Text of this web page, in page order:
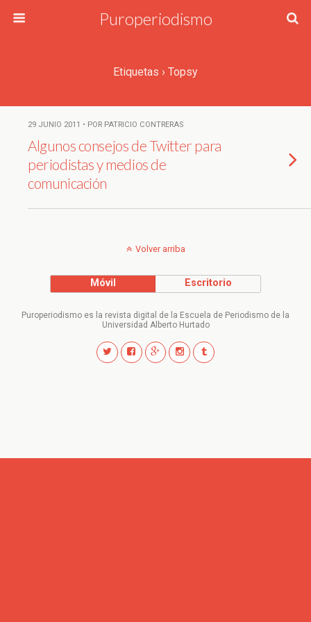
Puroperiodismo
Etiquetas › Topsy
29 JUNIO 2011 • POR PATRICIO CONTRERAS
Algunos consejos de Twitter para
periodistas y medios de
comunicación
Volver arriba
Móvil Escritorio
Puroperiodismo es la revista digital de la Escuela de Periodismo de la
Universidad Alberto Hurtado